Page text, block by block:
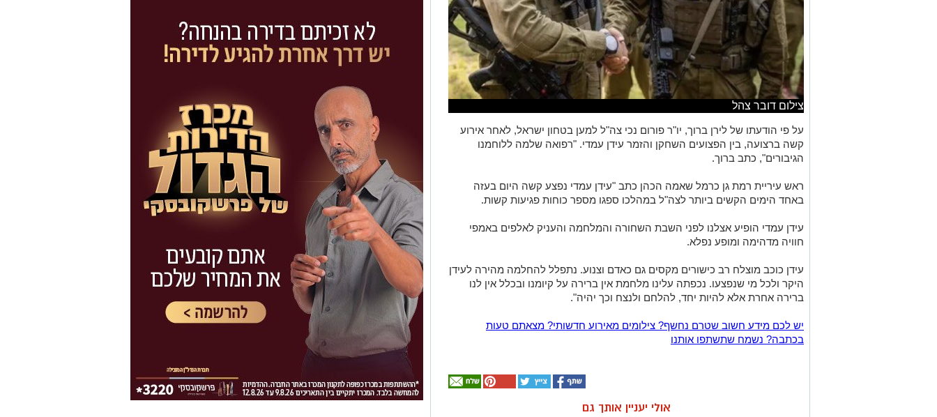
צילום דובר צהל
על פי הודעתו של לירן ברוך, יו"ר פורום נכי צה"ל למען בטחון ישראל, לאחר אירוע
קשה ברצועה, בין הפצועים השחקן והזמר עידן עמדי. "רפואה שלמה ללוחמנו
הגיבורים", כתב ברוך.
ראש עיריית רמת גן כרמל שאמה הכהן כתב "עידן עמדי נפצע קשה היום בעזה
באחד הימים הקשים ביותר לצה"ל במהלכו ספגו מספר כוחות פגיעות קשות.
עידן עמדי הופיע אצלנו לפני השבת השחורה והמלחמה והעניק לאלפים באמפי
חוויה מדהימה ומופע נפלא.
עידן כוכב מוצלח רב כישורים מקסים גם כאדם וצנוע. נתפלל להחלמה מהירה לעידן
היקר ולכל מי שנפצעו. נכפתה עלינו מלחמת אין ברירה על קיומנו ובכלל אין לנו
ברירה אחרת אלא להיות יחד, להלחם ולנצח וכך יהיה".
יש לכם מידע חשוב שטרם נחשף? צילומים מאירוע חדשותי? מצאתם טעות
בכתבה? נשמח שתשתפו אותנו
אולי יעניין אותך גם